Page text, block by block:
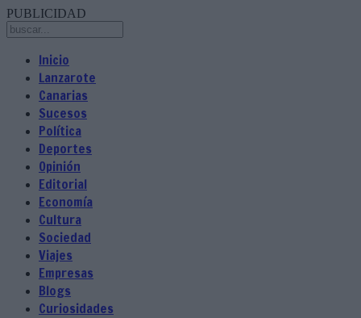
PUBLICIDAD
Inicio
Lanzarote
Canarias
Sucesos
Política
Deportes
Opinión
Editorial
Economía
Cultura
Sociedad
Viajes
Empresas
Blogs
Curiosidades